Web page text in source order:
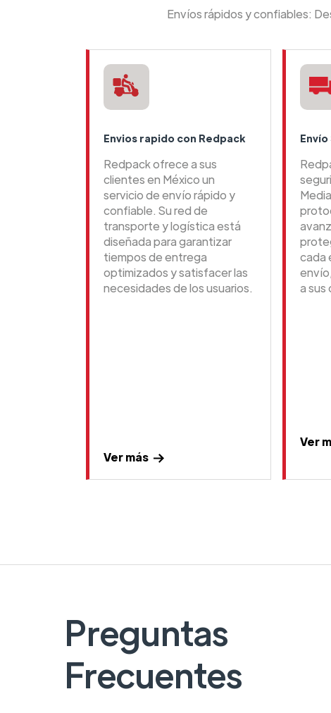
Envíos rápidos y confiables:
Envios rapido con Redpack
Redpack ofrece a sus
clientes en México un
servicio de envío rápido y
confiable. Su red de
transporte y logística está
diseñada para garantizar
tiempos de entrega
optimizados y satisfacer las
necesidades de los usuarios.
Ver más
cada
a sus
Ver
Preguntas
Frecuentes